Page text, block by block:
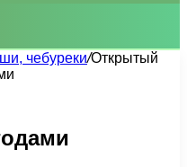
чебуреки/Открытый